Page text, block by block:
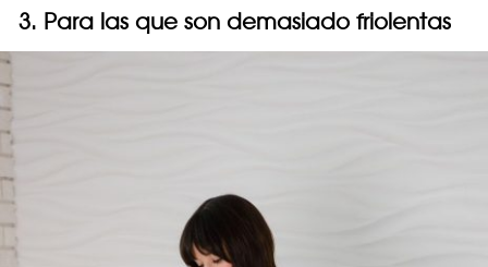
3. Para las que son demasiado friolentas